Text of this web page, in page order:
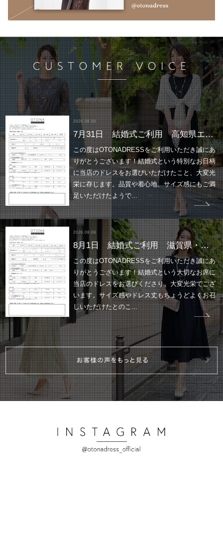
2026.08.08
7月31日 結婚式ご利用 高知県エリア｜SR3-227MIX-M（3点セット(バッグ)）
この度はOTONADRESSをご利用いただき誠にあ
りがとうございます！結婚式という特別なお日柄
に当店のドレスをお選びいただけたこと、大変光
栄に存じます。品質や着心地、サイズ感にもご満
足いただけたようで...
2026.08.08
8月1日 結婚式ご利用 滋賀県・草津エリア｜H3-431BL-L（3点セット(バッグ)）
この度はOTONADRESSをご利用いただき誠にあ
りがとうございます！結婚式という大切なお席に
当店のドレスをお選びくださり、大変光栄でござ
います。サイズ感やドレス丈もちょうどよくお召
しいただけたとのこ...